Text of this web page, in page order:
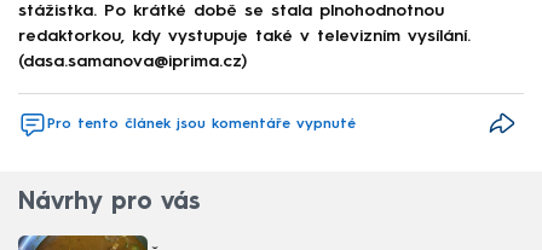
stážistka. Po krátké době se stala plnohodnotnou
redaktorkou, kdy vystupuje také v televizním vysílání.
(dasa.samanova@iprima.cz)
Pro tento článek jsou komentáře vypnuté
Návrhy pro vás